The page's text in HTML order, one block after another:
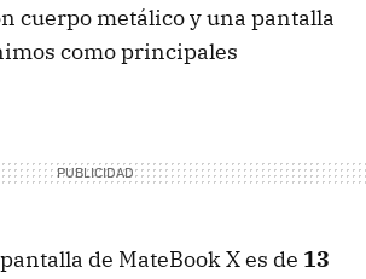
cuerpo metálico y una pantalla
como principales
de MateBook X es de 13